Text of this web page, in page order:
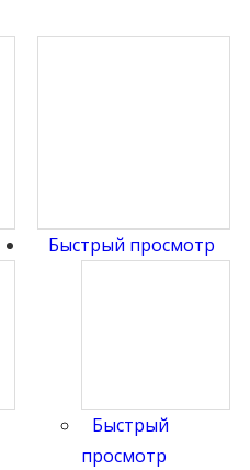
Быстрый просмотр
Быстрый
просмотр